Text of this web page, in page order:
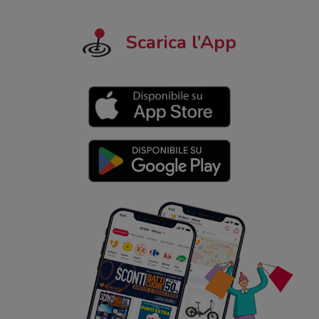
Scarica l’App